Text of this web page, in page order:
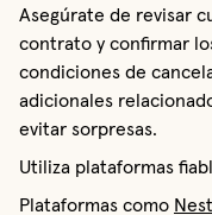
Asegúrate de revisar
contrato y confirmar
condiciones de
adicionales
evitar sorpresas.
Utiliza plataformas
Plataformas como